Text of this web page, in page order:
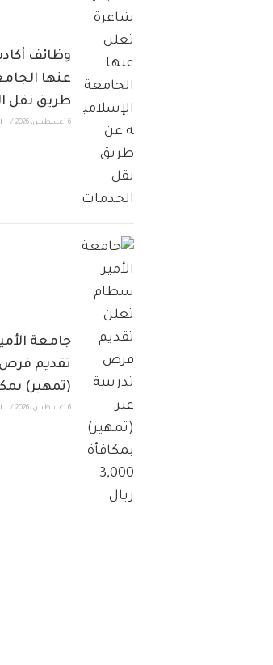
وظائف
عنها
طريق نقل
6 أغسطس، 2026 /
جامعة
تقديم فرص
(تمهير) بمكافأة
6 أغسطس، 2026 /